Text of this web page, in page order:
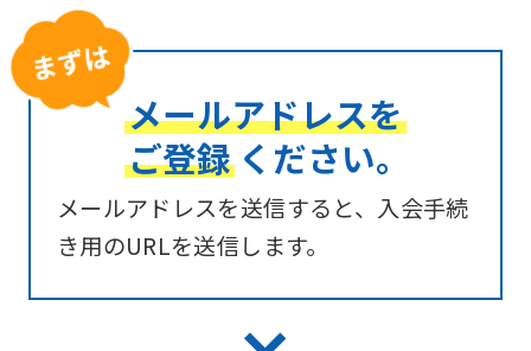
メールアドレスを
ご登録 ください。
メールアドレスを送信すると、入会手続
き用のURLを送信します。